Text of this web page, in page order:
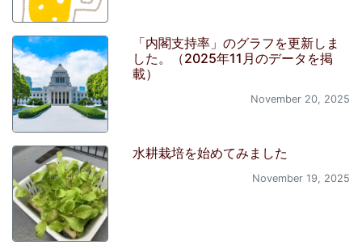
「内閣支持率」のグラフを更新しま
した。（2025年11月のデータを掲
載）
November 20, 2025
水耕栽培を始めてみました
November 19, 2025